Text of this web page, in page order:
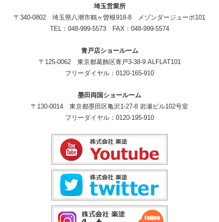
埼玉営業所
〒340-0802 埼玉県八潮市鶴ヶ曽根918-8 メゾンダージューボ101
TEL：048-999-5573 FAX：048-999-5574
青戸店ショールーム
〒125-0062 東京都葛飾区青戸3-38-9 ALFLAT101
フリーダイヤル：0120-165-910
墨田両国ショールーム
〒130-0014 東京都墨田区亀沢1-27-8 岩瀬ビル102号室
フリーダイヤル：0120-195-910